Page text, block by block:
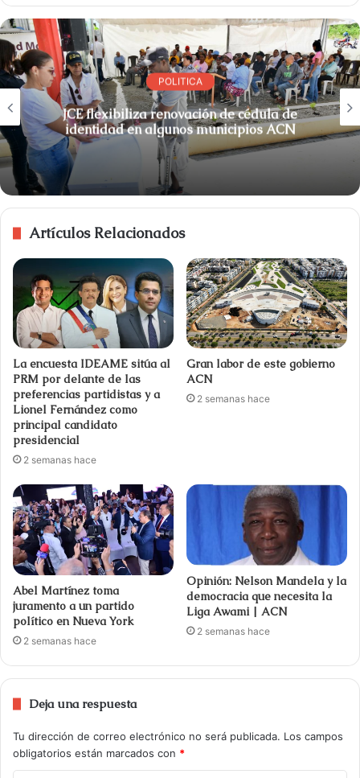
POLITICA
JCE flexibiliza renovación de cédula de
identidad en algunos municipios ACN
Artículos Relacionados
La encuesta IDEAME sitúa al
PRM por delante de las
preferencias partidistas y a
Lionel Fernández como
principal candidato
presidencial
2 semanas hace
Gran labor de este gobierno
ACN
2 semanas hace
Abel Martínez toma
juramento a un partido
político en Nueva York
2 semanas hace
Opinión: Nelson Mandela y la
democracia que necesita la
Liga Awami | ACN
2 semanas hace
Deja una respuesta
Tu dirección de correo electrónico no será publicada. Los campos
obligatorios están marcados con *